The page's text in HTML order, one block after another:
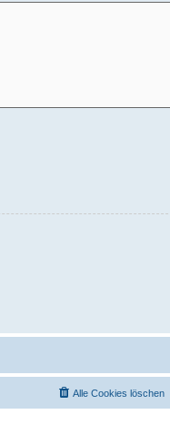
Alle Cookies löschen